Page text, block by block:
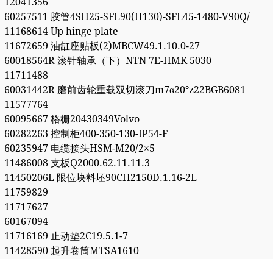
60257511 胶管4SH25-SFL90(H130)-SFL45-1480-V90Q/
11168614 Up hinge plate
11672659 油缸座贴板(2)MBCW49.1.10.0-27
60018564R 滚针轴承（下）NTN 7E-HMK 5030
11711488
60031442R 磨前齿轮重载双切滚刀m7α20°z22BGB6081
11577764
60095667 格栅20430349Volvo
60282263 控制柜400-350-130-IP54-F
60235947 电缆接头HSM-M20/2×5
11486008 支板Q2000.62.11.11.3
11450206L 限位块料坯90CH2150D.1.16-2L
11759829
11717627
60167094
11716169 止动垫2C19.5.1-7
11428590 起升卷筒MTSA1610